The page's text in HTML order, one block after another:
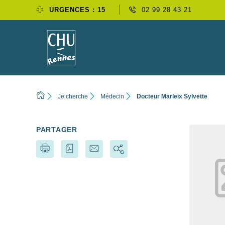
URGENCES : 15 02 99 28 43 21
Je cherche Médecin Docteur Marleix Sylvette
PARTAGER